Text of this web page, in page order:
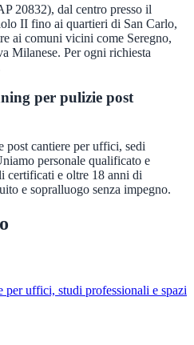
20832), dal centro presso il
II fino ai quartieri di San Carlo,
ai comuni vicini come Seregno,
Milanese. Per ogni richiesta
per pulizie post
cantiere per uffici, sedi
personale qualificato e
certificati e oltre 18 anni di
e sopralluogo senza impegno.
uffici, studi professionali e spazi